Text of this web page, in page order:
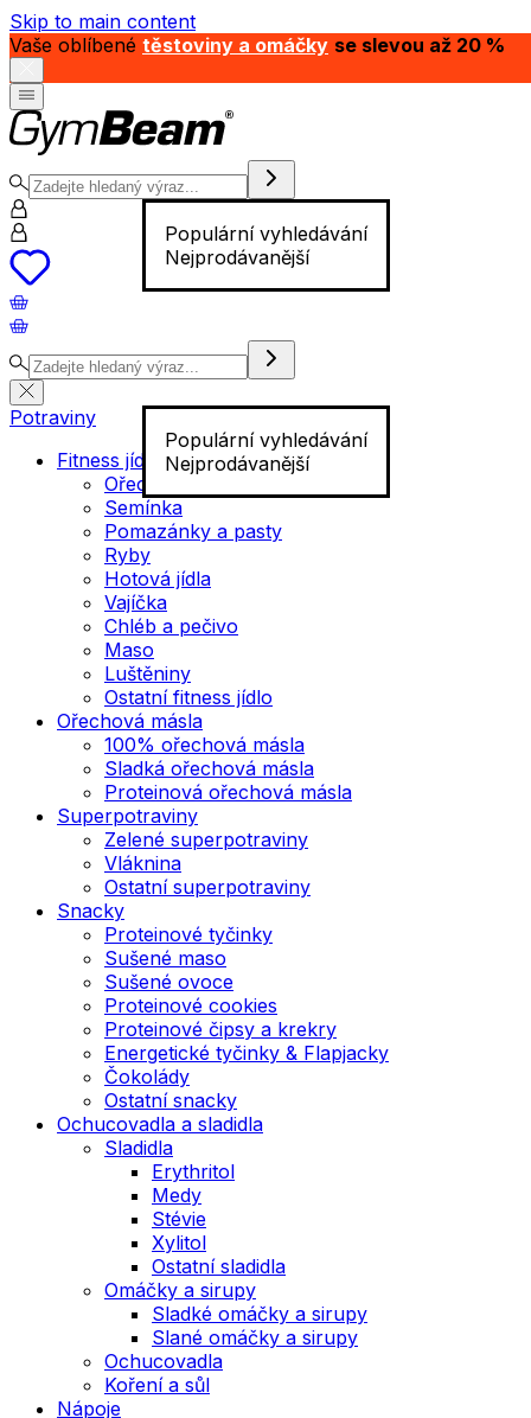
Skip to main content
Vaše oblíbené těstoviny a omáčky se slevou až 20 %
Populární vyhledávání
Nejprodávanější
Populární vyhledávání
Nejprodávanější
Potraviny
Fitness jídlo
Ořechy
Semínka
Pomazánky a pasty
Ryby
Hotová jídla
Vajíčka
Chléb a pečivo
Maso
Luštěniny
Ostatní fitness jídlo
Ořechová másla
100% ořechová másla
Sladká ořechová másla
Proteinová ořechová másla
Superpotraviny
Zelené superpotraviny
Vláknina
Ostatní superpotraviny
Snacky
Proteinové tyčinky
Sušené maso
Sušené ovoce
Proteinové cookies
Proteinové čipsy a krekry
Energetické tyčinky & Flapjacky
Čokolády
Ostatní snacky
Ochucovadla a sladidla
Sladidla
Erythritol
Medy
Stévie
Xylitol
Ostatní sladidla
Omáčky a sirupy
Sladké omáčky a sirupy
Slané omáčky a sirupy
Ochucovadla
Koření a sůl
Nápoje